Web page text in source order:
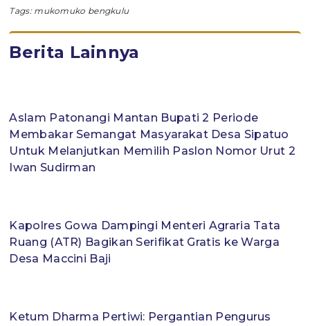
Tags: mukomuko bengkulu
Berita Lainnya
Aslam Patonangi Mantan Bupati 2 Periode
Membakar Semangat Masyarakat Desa Sipatuo
Untuk Melanjutkan Memilih Paslon Nomor Urut 2
Iwan Sudirman
Kapolres Gowa Dampingi Menteri Agraria Tata
Ruang (ATR) Bagikan Serifikat Gratis ke Warga
Desa Maccini Baji
Ketum Dharma Pertiwi: Pergantian Pengurus